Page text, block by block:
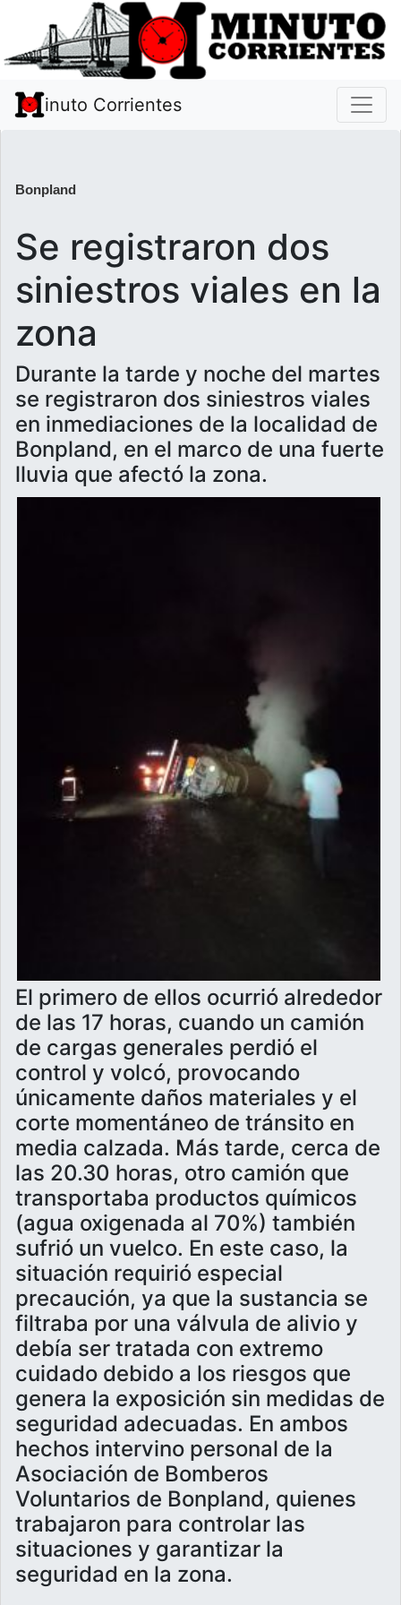
inuto Corrientes
Bonpland
Se registraron dos
siniestros viales en la
zona
Durante la tarde y noche del martes
se registraron dos siniestros viales
en inmediaciones de la localidad de
Bonpland, en el marco de una fuerte
lluvia que afectó la zona.
El primero de ellos ocurrió alrededor
de las 17 horas, cuando un camión
de cargas generales perdió el
control y volcó, provocando
únicamente daños materiales y el
corte momentáneo de tránsito en
media calzada. Más tarde, cerca de
las 20.30 horas, otro camión que
transportaba productos químicos
(agua oxigenada al 70%) también
sufrió un vuelco. En este caso, la
situación requirió especial
precaución, ya que la sustancia se
filtraba por una válvula de alivio y
debía ser tratada con extremo
cuidado debido a los riesgos que
genera la exposición sin medidas de
seguridad adecuadas. En ambos
hechos intervino personal de la
Asociación de Bomberos
Voluntarios de Bonpland, quienes
trabajaron para controlar las
situaciones y garantizar la
seguridad en la zona.